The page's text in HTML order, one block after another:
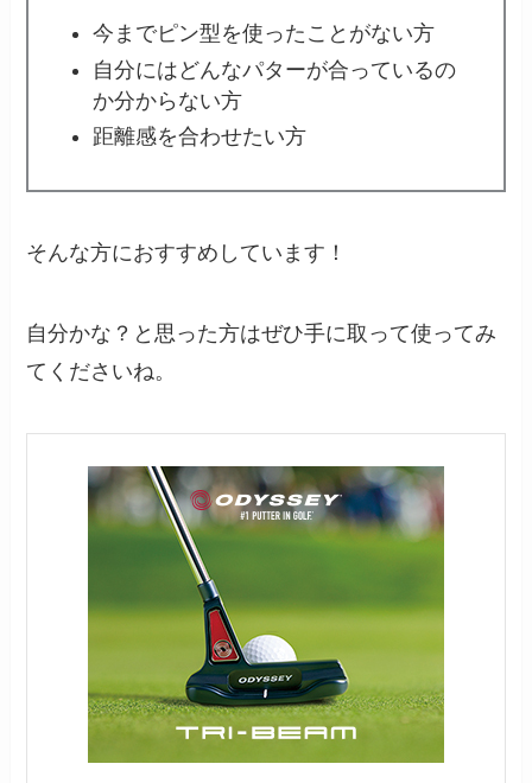
今までピン型を使ったことがない方
自分にはどんなパターが合っているの
か分からない方
距離感を合わせたい方
そんな方におすすめしています！
自分かな？と思った方はぜひ手に取って使ってみ
てくださいね。